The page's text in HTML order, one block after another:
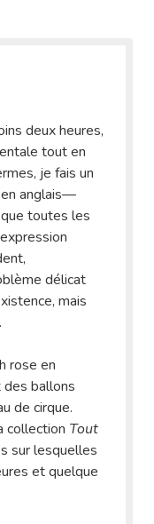
deux heures,
tout en
je fais un
anglais—
toutes les
délicat
mais
rose en
ballons
de cirque.
collection Tout
sur lesquelles
et quelque